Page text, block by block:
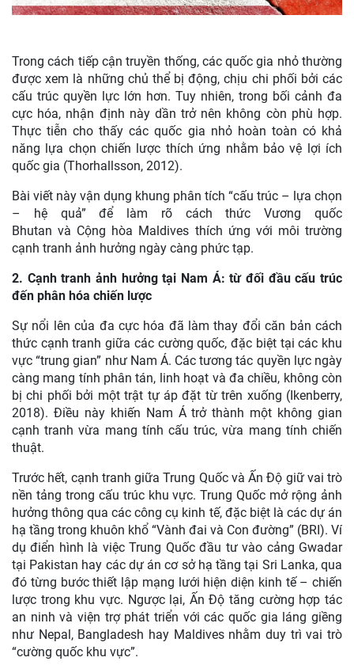
Trong cách tiếp cận truyền thống, các quốc gia nhỏ thường
được xem là những chủ thể bị động, chịu chi phối bởi các
cấu trúc quyền lực lớn hơn. Tuy nhiên, trong bối cảnh đa
cực hóa, nhận định này dần trở nên không còn phù hợp.
Thực tiễn cho thấy các quốc gia nhỏ hoàn toàn có khả
năng lựa chọn chiến lược thích ứng nhằm bảo vệ lợi ích
quốc gia (Thorhallsson, 2012).
Bài viết này vận dụng khung phân tích “cấu trúc – lựa chọn
– hệ quả” để làm rõ cách thức Vương quốc
Bhutan và Cộng hòa Maldives thích ứng với môi trường
cạnh tranh ảnh hưởng ngày càng phức tạp.
2. Cạnh tranh ảnh hưởng tại Nam Á: từ đối đầu cấu trúc
đến phân hóa chiến lược
Sự nổi lên của đa cực hóa đã làm thay đổi căn bản cách
thức cạnh tranh giữa các cường quốc, đặc biệt tại các khu
vực “trung gian” như Nam Á. Các tương tác quyền lực ngày
càng mang tính phân tán, linh hoạt và đa chiều, không còn
bị chi phối bởi một trật tự áp đặt từ trên xuống (Ikenberry,
2018). Điều này khiến Nam Á trở thành một không gian
cạnh tranh vừa mang tính cấu trúc, vừa mang tính chiến
thuật.
Trước hết, cạnh tranh giữa Trung Quốc và Ấn Độ giữ vai trò
nền tảng trong cấu trúc khu vực. Trung Quốc mở rộng ảnh
hưởng thông qua các công cụ kinh tế, đặc biệt là các dự án
hạ tầng trong khuôn khổ “Vành đai và Con đường” (BRI). Ví
dụ điển hình là việc Trung Quốc đầu tư vào cảng Gwadar
tại Pakistan hay các dự án cơ sở hạ tầng tại Sri Lanka, qua
đó từng bước thiết lập mạng lưới hiện diện kinh tế – chiến
lược trong khu vực. Ngược lại, Ấn Độ tăng cường hợp tác
an ninh và viện trợ phát triển với các quốc gia láng giềng
như Nepal, Bangladesh hay Maldives nhằm duy trì vai trò
“cường quốc khu vực”.